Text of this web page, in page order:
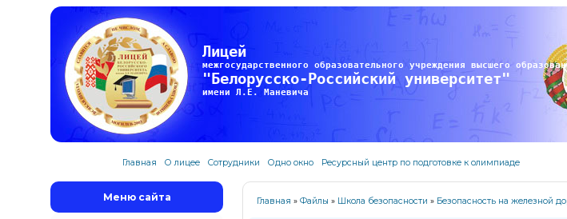
Лицей
межгосударственного образовательного учреждения высшего
"Белорусско-Российский университет"
имени Л.Е. Маневича
Главная О лицее Сотрудники Одно окно Ресурсный центр по подготовке к олимпиаде
Меню сайта Главная » Файлы » Школа безопасности » Безопасность на железной